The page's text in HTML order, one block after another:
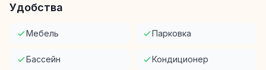
Удобства
Мебель Парковка
Бассейн Кондиционер